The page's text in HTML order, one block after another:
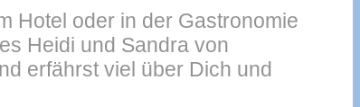
Hotel oder in der Gastronomie
Heidi und Sandra von
erfährst viel über Dich und